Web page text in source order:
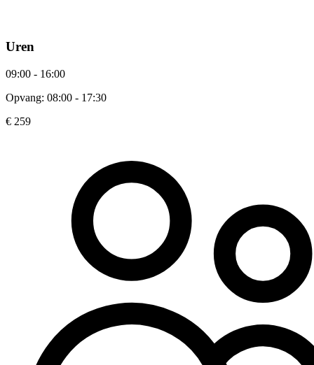
Uren
09:00 - 16:00
Opvang: 08:00 - 17:30
€ 259